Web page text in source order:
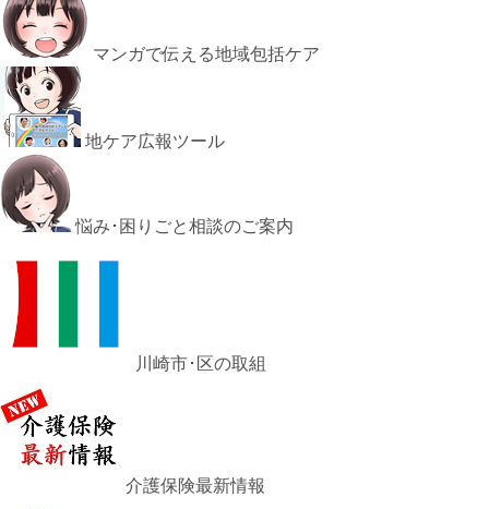
マンガで伝える地域包括ケア
地ケア広報ツール
悩み･困りごと相談のご案内
川崎市･区の取組
介護保険最新情報